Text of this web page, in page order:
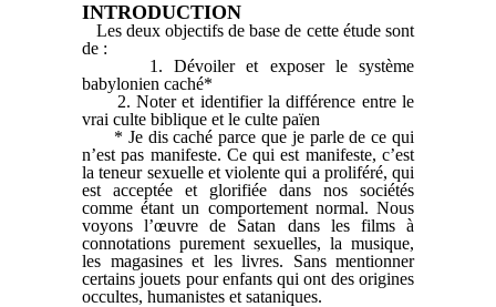
INTRODUCTION
Les deux objectifs de base de cette étude sont
de :
1. Dévoiler et exposer le système
babylonien caché*
2. Noter et identifier la différence entre le
vrai culte biblique et le culte païen
* Je dis caché parce que je parle de ce qui
n’est pas manifeste. Ce qui est manifeste, c’est
la teneur sexuelle et violente qui a proliféré, qui
est acceptée et glorifiée dans nos sociétés
comme étant un comportement normal. Nous
voyons l’œuvre de Satan dans les films à
connotations purement sexuelles, la musique,
les magasines et les livres. Sans mentionner
certains jouets pour enfants qui ont des origines
occultes, humanistes et sataniques.